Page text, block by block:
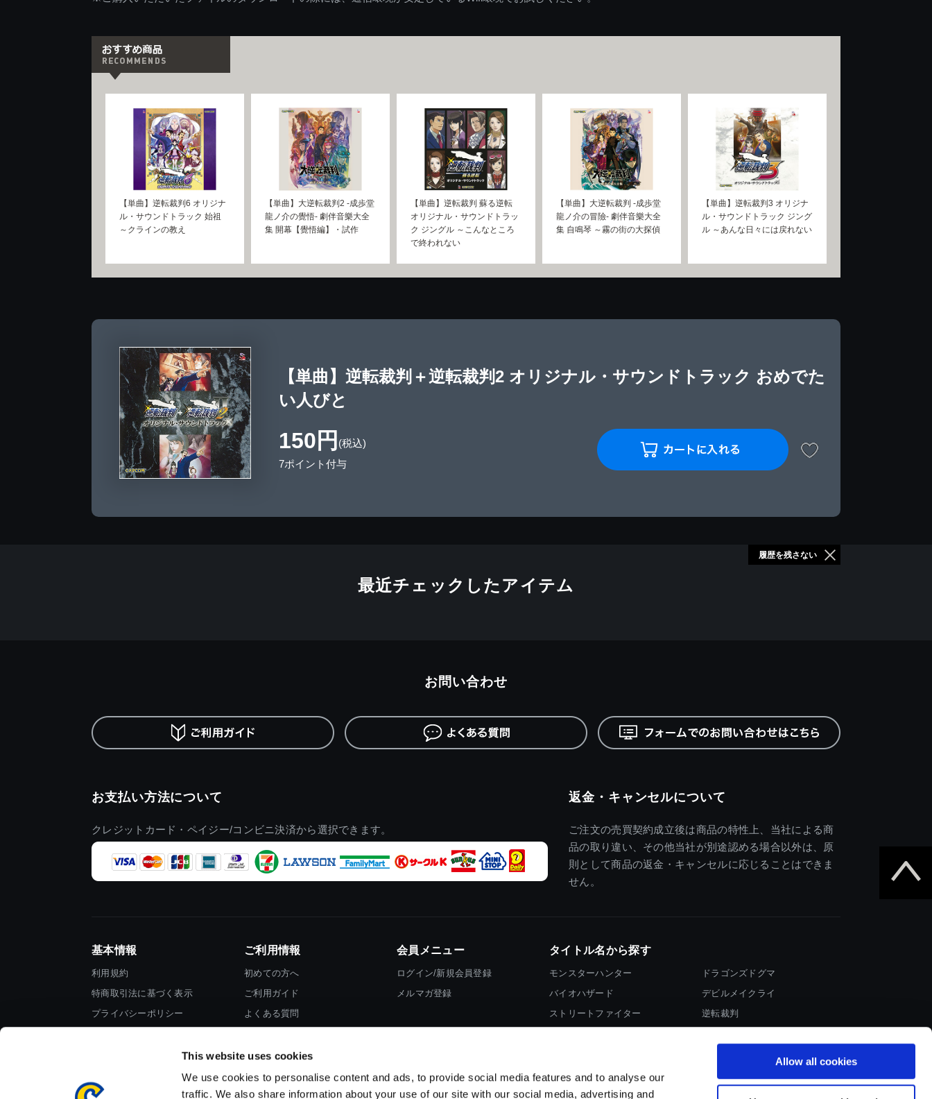
This website uses cookies
We use cookies to personalise content and ads, to provide social media features and to analyse our
traffic. We also share information about your use of our site with our social media, advertising and
Allow all cookies
【単曲】逆転裁判6 オリジナ
ル・サウンドトラック 始祖
～クラインの教え
【単曲】大逆転裁判2 -成歩堂
龍ノ介の覺悟- 劇伴音樂大全
集 開幕【覺悟編】・試作
【単曲】逆転裁判 蘇る逆転
オリジナル・サウンドトラッ
ク ジングル ～こんなところ
で終われない
【単曲】大逆転裁判 -成歩堂
龍ノ介の冒險- 劇伴音樂大全
集 自鳴琴 ～霧の街の大探偵
【単曲】逆転裁判3 オリジナ
ル・サウンドトラック ジング
ル ～あんな日々には戻れない
【単曲】逆転裁判＋逆転裁判2 オリジナル・サウンドトラック おめでた
い人びと
150円 (税込)
7ポイント付与
最近チェックしたアイテム
履歴を残さない
お支払い方法について
クレジットカード・ペイジー/コンビニ決済から選択できます。
返金・キャンセルについて
ご注文の売買契約成立後は商品の特性上、当社による商
品の取り違い、その他当社が別途認める場合以外は、原
則として商品の返金・キャンセルに応じることはできま
せん。
お問い合わせ
基本情報
利用規約
特商取引法に基づく表示
プライバシーポリシー
ご利用情報
初めての方へ
ご利用ガイド
よくある質問
会員メニュー
ログイン/新規会員登録
メルマガ登録
タイトル名から探す
モンスターハンター
バイオハザード
ストリートファイター
ドラゴンズドグマ
デビルメイクライ
逆転裁判